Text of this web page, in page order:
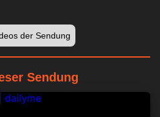
der Sendung
Sendung